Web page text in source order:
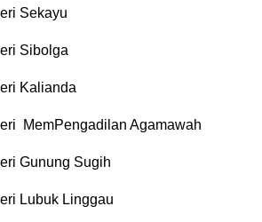
Sekayu
Sibolga
Kalianda
MemPengadilan Agamawah
Gunung Sugih
Lubuk Linggau